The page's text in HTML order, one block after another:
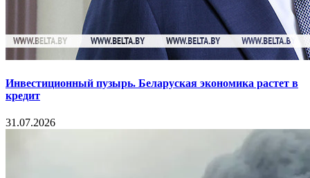
Инвестиционный пузырь. Беларуская экономика растет в
кредит
31.07.2026